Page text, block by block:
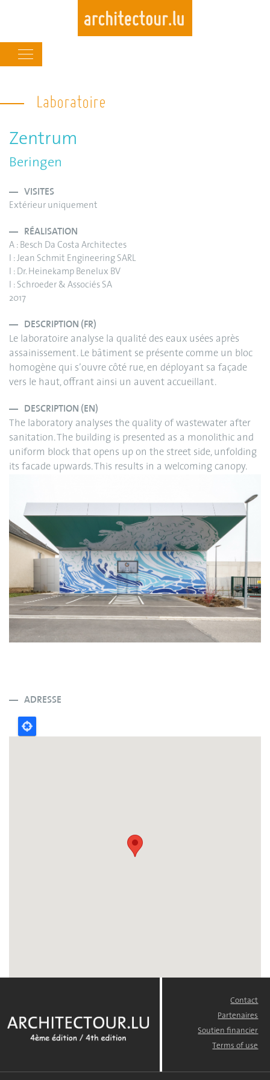
navigation
Laboratoire
Zentrum
Beringen
VISITES
Extérieur uniquement
RÉALISATION
A : Besch Da Costa Architectes
I : Jean Schmit Engineering SARL
I : Dr. Heinekamp Benelux BV
I : Schroeder & Associés SA
2017
DESCRIPTION (FR)
Le laboratoire analyse la qualité des eaux usées après
assainissement. Le bâtiment se présente comme un bloc
homogène qui s’ouvre côté rue, en déployant sa façade
vers le haut, offrant ainsi un auvent accueillant.
DESCRIPTION (EN)
The laboratory analyses the quality of wastewater after
sanitation. The building is presented as a monolithic and
uniform block that opens up on the street side, unfolding
its facade upwards. This results in a welcoming canopy.
ADRESSE
Contact
Partenaires
Soutien financier
Terms of use